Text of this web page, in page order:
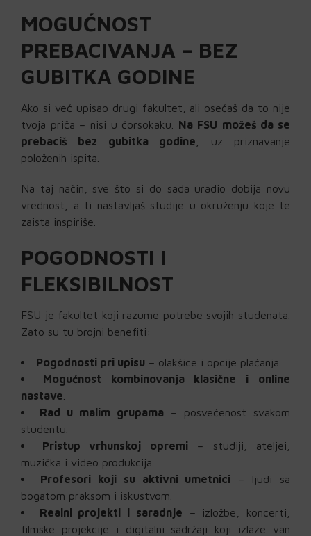
MOGUĆNOST
PREBACIVANJA – BEZ
GUBITKA GODINE
Ako si već upisao drugi fakultet, ali osećaš da to nije
tvoja priča – nisi u ćorsokaku. Na FSU možeš da se
prebaciš bez gubitka godine , uz priznavanje
položenih ispita.
Na taj način, sve što si do sada uradio dobija novu
vrednost, a ti nastavljaš studije u okruženju koje te
zaista inspiriše.
POGODNOSTI I
FLEKSIBILNOST
FSU je fakultet koji razume potrebe svojih studenata.
Zato su tu brojni benefiti:
Pogodnosti pri upisu – olakšice i opcije plaćanja.
Mogućnost kombinovanja klasične i online
nastave
Rad u malim grupama – posvećenost svakom
studentu.
Pristup vrhunskoj opremi – studiji, ateljei,
muzička i video produkcija.
Profesori koji su aktivni umetnici – ljudi sa
bogatom praksom i iskustvom.
Realni projekti i saradnje – izložbe, koncerti,
filmske projekcije i digitalni sadržaji koji izlaze van